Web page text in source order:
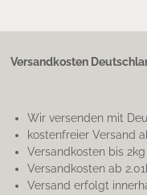
Versandkosten
Wir versenden mit
kostenfreier Versand
Versandkosten bis
Versandkosten ab
Versand erfolgt